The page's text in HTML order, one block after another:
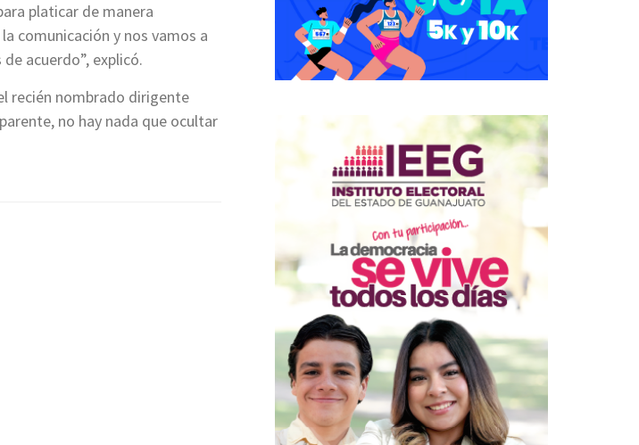
platicar de manera
comunicación y nos vamos a
acuerdo”, explicó.
recién nombrado dirigente
no hay nada que ocultar